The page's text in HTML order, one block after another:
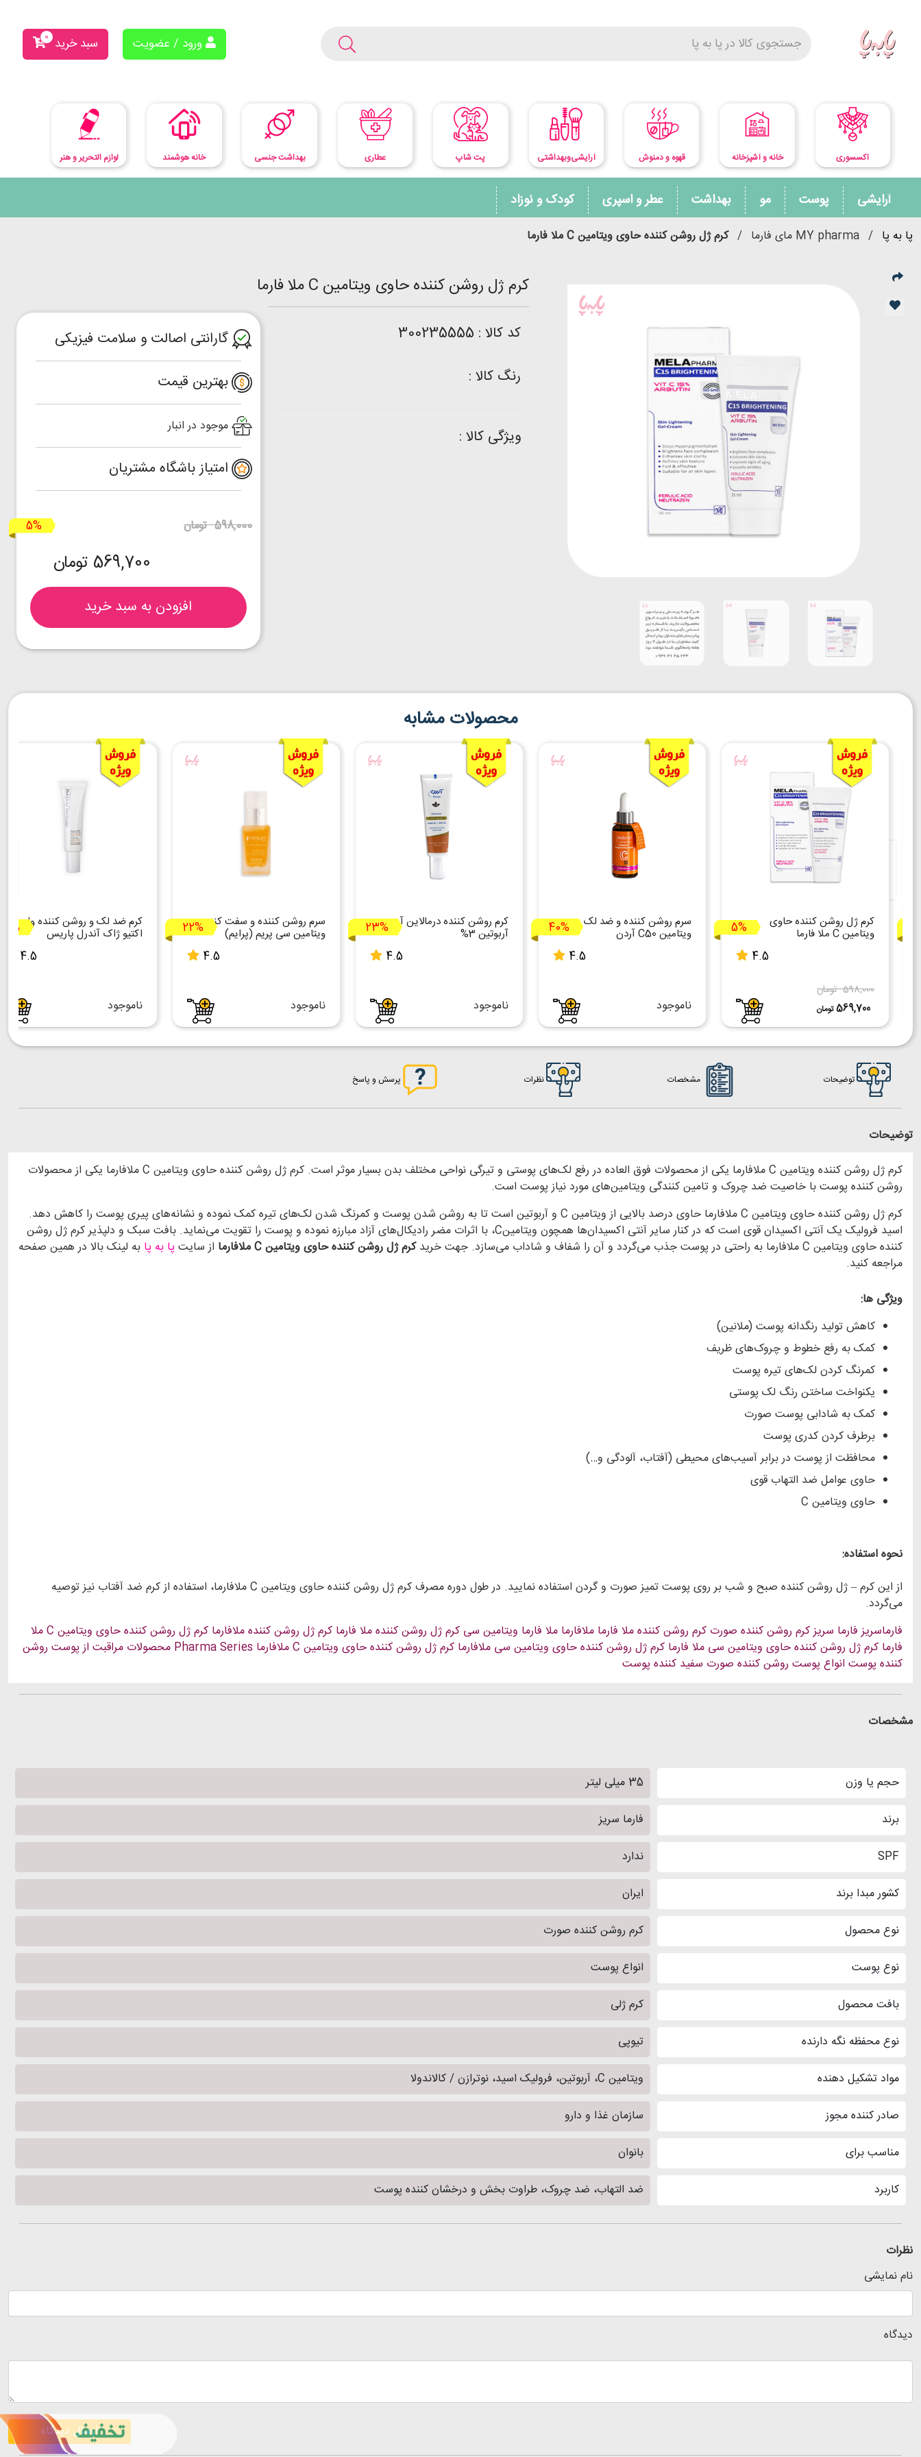
ورود / عضویت سبد خرید 0
اکسسوری خانه و آشپزخانه قهوه و دمنوش آرایشی‌وبهداشتی پت شاپ عطاری بهداشت جنسی خانه هوشمند لوازم التحریر و هنر
آرایشی پوست مو بهداشت عطر و اسپری کودک و نوزاد
پا به پا /
/ کرم ژل روشن کننده حاوی ویتامین C ملا فارما
کرم ژل روشن کننده حاوی ویتامین C ملا فارما
کد کالا : 300235555
رنگ کالا :
ویژگی کالا :
گارانتی اصالت و سلامت فیزیکی
بهترین قیمت
موجود در انبار
امتیاز باشگاه مشتریان
5% 598,000 تومان
569,700 تومان
افزودن به سبد خرید
محصولات مشابه
کرم ژل روشن کننده حاوی
ویتامین C ملا فارما
4.5
5%
598,000 تومان
569,700تومان
سرم روشن کننده و ضد لک
ویتامین C50 آردن
4.5
40%
ناموجود
کرم روشن کننده درمالاین آردن
آربوتین 3%
4.5
23%
ناموجود
سرم روشن کننده و سفت کننده
ویتامین سی پریم (پرایم)
4.5
22%
ناموجود
کرم ضد لک و روشن کننده وایت
اکتیو ژاک آندرل پاریس
4.5
13%
ناموجود
توضیحات مشخصات نظرات پرسش و پاسخ
توضیحات
کرم ژل روشن کننده ویتامین C ملافارما یکی از محصولات فوق العاده در رفع لک‌های پوستی و تیرگی نواحی مختلف بدن بسیار موثر است. کرم ژل روشن کننده حاوی ویتامین C ملافارما یکی از محصولات
روشن کننده پوست با خاصیت ضد چروک و تامین کنندگی ویتامین‌های مورد نیاز پوست است.
کرم ژل روشن کننده حاوی ویتامین C ملافارما حاوی درصد بالایی از ویتامین C و آربوتین است تا به روشن شدن پوست و کمرنگ شدن لک‌های تیره کمک نموده و نشانه‌های پیری پوست را کاهش دهد.
اسید فرولیک یک آنتی اکسیدان قوی است که در کنار سایر آنتی اکسیدان‌ها همچون ویتامینC، با اثرات مضر رادیکال‌های آزاد مبارزه نموده و پوست را تقویت می‌نماید. بافت سبک و دلپذیر کرم ژل روشن
کننده حاوی ویتامین C ملافارما به راحتی در پوست جذب می‌گردد و آن را شفاف و شاداب می‌سازد. جهت خرید
کرم ژل روشن کننده حاوی ویتامین C ملافارما از سایتپا به پا به لینک بالا در همین صفحه
مراجعه کنید.
ویژگی ها:
کاهش تولید رنگدانه پوست (ملانین)
کمک به رفع خطوط و چروک‌های ظریف
کمرنگ کردن لک‌های تیره پوست
یکنواخت ساختن رنگ لک پوستی
کمک به شادابی پوست صورت
برطرف کردن کدری پوست
محافظت از پوست در برابر آسیب‌های محیطی (آفتاب، آلودگی و…)
حاوی عوامل ضد التهاب قوی
حاوی ویتامین C
نحوه استفاده:
از این کرم – ژل روشن کننده صبح و شب بر روی پوست تمیز صورت و گردن استفاده نمایید. در طول دوره مصرف کرم ژل روشن کننده حاوی ویتامین C ملافارما، استفاده از کرم ضد آفتاب نیز توصیه
می‌گردد.
فارماسریز فارما سریزکرم روشن کننده صورت کرم روشن کننده ملا فارما ملافارما ملا فارما ویتامین سی کرم ژل روشن کننده ملا فارما کرم ژل روشن کننده ملافارما
کرم ژل روشن کننده حاوی ویتامین C ملا
فارما کرم ژل روشن کننده حاوی ویتامین سی ملا فارما کرم ژل روشن کننده حاوی ویتامین سی ملافارما کرم ژل روشن کننده حاوی ویتامین C ملافارما Pharma Series محصولات مراقبت از پوست روشن
کننده پوست انواع پوست روشن کننده صورت سفید کننده پوست
مشخصات
حجم یا وزن
35 میلی لیتر
برند
فارما سریز
SPF
ندارد
کشور مبدا برند
ایران
نوع محصول
کرم روشن کننده صورت
نوع پوست
انواع پوست
بافت محصول
کرم ژلی
نوع محفظه نگه دارنده
تیوپی
مواد تشکیل دهنده
ویتامین C، آربوتین، فرولیک اسید، نوترازن / کالاندولا
صادر کننده مجوز
سازمان غذا و دارو
مناسب برای
بانوان
کاربرد
ضد التهاب، ضد چروک، طراوت بخش و درخشان کننده پوست
نظرات
نام نمایشی
دیدگاه
ارسال دیدگاه